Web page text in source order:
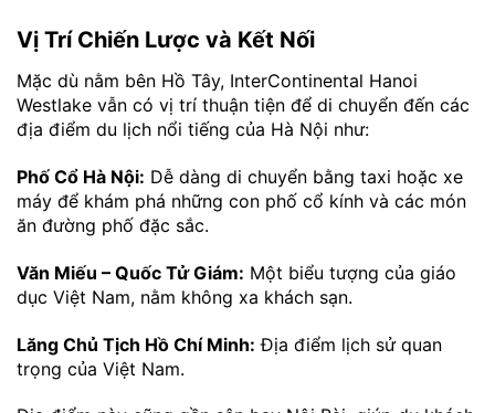
Vị Trí Chiến Lược và Kết Nối
Mặc dù nằm bên Hồ Tây, InterContinental Hanoi
Westlake vẫn có vị trí thuận tiện để di chuyển đến các
địa điểm du lịch nổi tiếng của Hà Nội như:
Phố Cổ Hà Nội: Dễ dàng di chuyển bằng taxi hoặc xe
máy để khám phá những con phố cổ kính và các món
ăn đường phố đặc sắc.
Văn Miếu – Quốc Tử Giám: Một biểu tượng của giáo
dục Việt Nam, nằm không xa khách sạn.
Lăng Chủ Tịch Hồ Chí Minh: Địa điểm lịch sử quan
trọng của Việt Nam.